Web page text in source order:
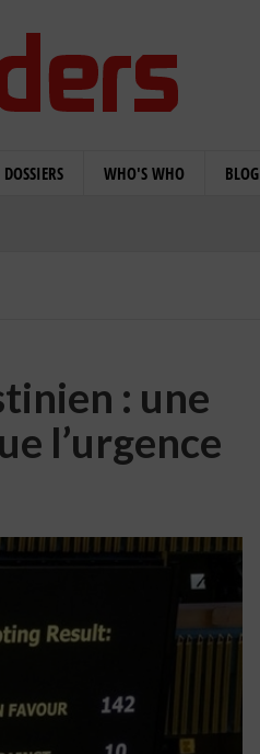
DOSSIERS WHO'S WHO BLOG
: une
l’urgence